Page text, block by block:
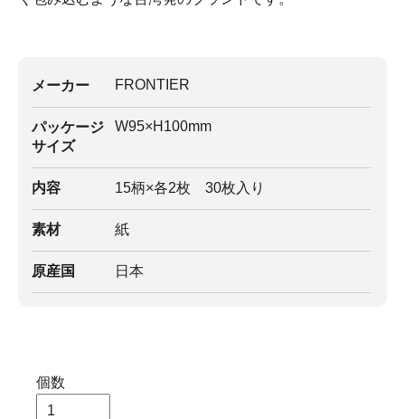
メーカー FRONTIER
パッケージ
サイズ
W95×H100mm
内容 15柄×各2枚 30枚入り
素材 紙
原産国 日本
個数